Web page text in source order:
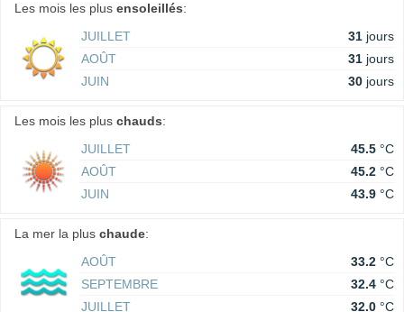
Les mois les plus ensoleillés:
JUILLET
31 jours
AOÛT
31 jours
JUIN
30 jours
Les mois les plus chauds:
JUILLET
45.5 °C
AOÛT
45.2 °C
JUIN
43.9 °C
La mer la plus chaude:
AOÛT
33.2 °C
SEPTEMBRE
32.4 °C
JUILLET
32.0 °C